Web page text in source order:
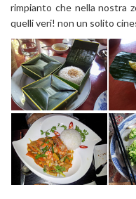
rimpianto che nella nostra
quelli veri! non un solito